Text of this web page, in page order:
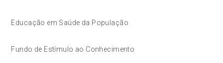
Educação em Saúde da População
Fundo de Estímulo ao Conhecimento